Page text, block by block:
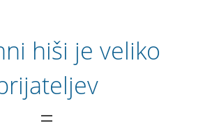
hiši je veliko